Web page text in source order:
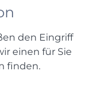
den Eingriff
einen für Sie
finden.